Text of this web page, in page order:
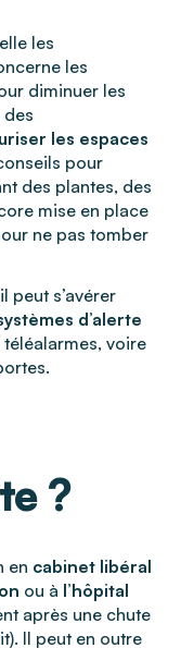
les
les
diminuer les
des
les espaces
pour
des plantes, des
mise en place
ne pas tomber
peut s’avérer
d’alerte
voire
?
en cabinet libéral
ou à l’hôpital
après une chute
Il peut en outre